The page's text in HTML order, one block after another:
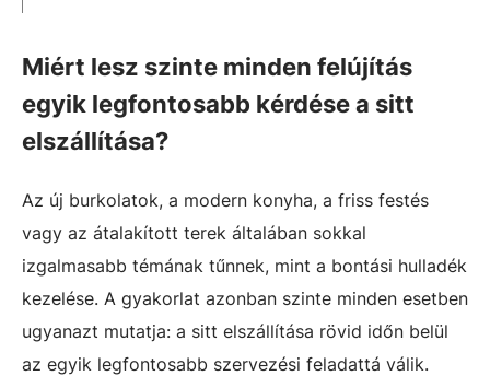
Miért lesz szinte minden felújítás
egyik legfontosabb kérdése a sitt
elszállítása?
Az új burkolatok, a modern konyha, a friss festés
vagy az átalakított terek általában sokkal
izgalmasabb témának tűnnek, mint a bontási hulladék
kezelése. A gyakorlat azonban szinte minden esetben
ugyanazt mutatja: a sitt elszállítása rövid időn belül
az egyik legfontosabb szervezési feladattá válik.